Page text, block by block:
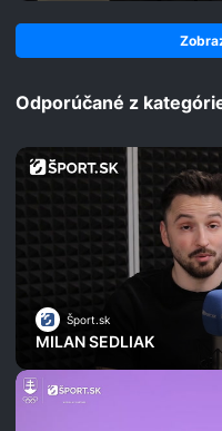
Odporúčané z
Šport.sk
MILAN SEDLIAK